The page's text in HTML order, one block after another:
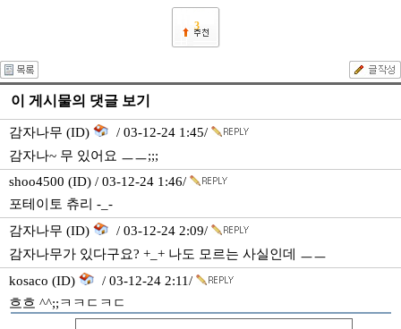
3
이 게시물의 댓글 보기
감자나무 (ID)
/ 03-12-24 1:45/
감자나~ 무 있어요 ㅡㅡ;;;
shoo4500 (ID) / 03-12-24 1:46/
포테이토 츄리 -_-
감자나무 (ID)
/ 03-12-24 2:09/
감자나무가 있다구요? +_+ 나도 모르는 사실인데 ㅡㅡ
kosaco (ID)
/ 03-12-24 2:11/
흐흐 ^^;;ㅋㅋㄷㅋㄷ